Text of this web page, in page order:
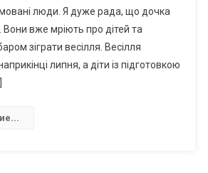
люди. Я дуже рада, що дочка
вже мріють про дітей та
зіграти весілля. Весілля
липня, а діти із підготовкою